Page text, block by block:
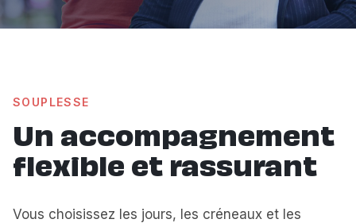
SOUPLESSE
Un accompagnement
flexible et rassurant
Vous choisissez les jours, les créneaux et les